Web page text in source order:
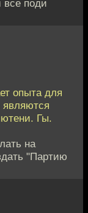
все поди
опыта для
Гы.
на
"Партию